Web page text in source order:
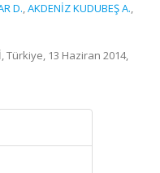
D.,AKDENİZ KUDUBEŞ A.,
Türkiye, 13 Haziran 2014,